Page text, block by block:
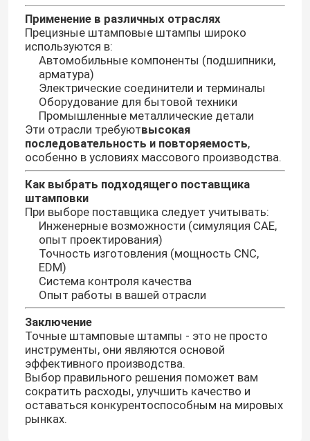
Применение в различных отраслях
Прецизные штамповые штампы широко
используются в:
Автомобильные компоненты (подшипники,
арматура)
Электрические соединители и терминалы
Оборудование для бытовой техники
Промышленные металлические детали
Эти отрасли требуютвысокая
последовательность и повторяемость,
особенно в условиях массового производства.
Как выбрать подходящего поставщика
штамповки
При выборе поставщика следует учитывать:
Инженерные возможности (симуляция CAE,
опыт проектирования)
Точность изготовления (мощность CNC,
EDM)
Система контроля качества
Опыт работы в вашей отрасли
Заключение
Точные штамповые штампы - это не просто
инструменты, они являются основой
эффективного производства.
Выбор правильного решения поможет вам
сократить расходы, улучшить качество и
оставаться конкурентоспособным на мировых
рынках.